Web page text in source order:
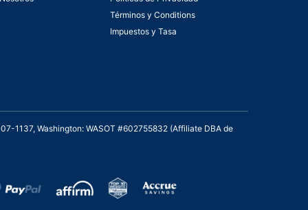
Términos y Conditions
Impuestos y Tasa
1137, Washington: WASOT #602755832 (Affiliate DBA de